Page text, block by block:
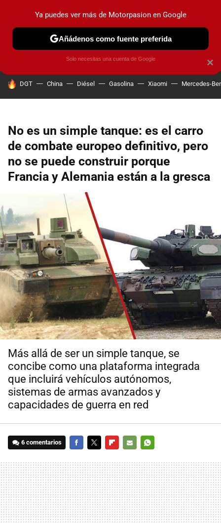
PRUEBAS COCHES ELÉCTRICOS OBSERVATORIO
HOY SE HABLA DE
DGT China Diésel Gasolina Xiaomi Mercedes-
No es un simple tanque: es el carro
de combate europeo definitivo, pero
no se puede construir porque
Francia y Alemania están a la gresca
Más allá de ser un simple tanque, se
concibe como una plataforma integrada
que incluirá vehículos autónomos,
sistemas de armas avanzados y
capacidades de guerra en red
6 comentarios
MAIL
×
Ya puedes ver más de Motorpasion en Google
Añádenos como fuente preferida
Solo necesitas una cuenta de Google